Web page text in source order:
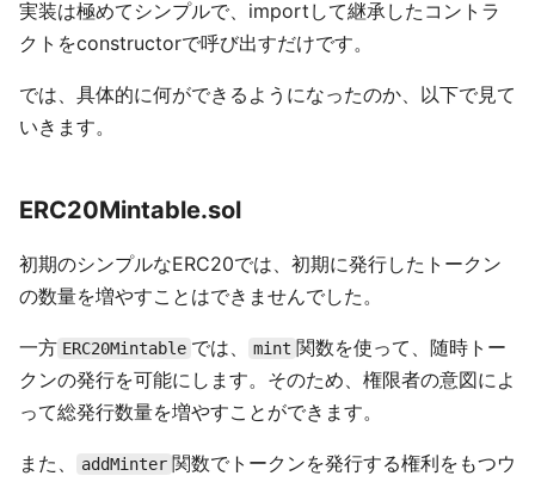
実装は極めてシンプルで、importして継承したコントラ
クトをconstructorで呼び出すだけです。
では、具体的に何ができるようになったのか、以下で見て
いきます。
ERC20Mintable.sol
初期のシンプルなERC20では、初期に発行したトークン
の数量を増やすことはできませんでした。
一方 ERC20Mintable では、 mint 関数を使って、随時トー
クンの発行を可能にします。そのため、権限者の意図によ
って総発行数量を増やすことができます。
また、 addMinter 関数でトークンを発行する権利をもつウ